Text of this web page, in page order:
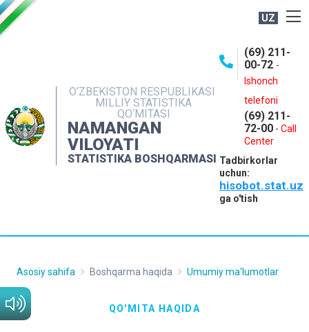
UZ
O‘ZBEKISTON RESPUBLIKASI
MILLIY STATISTIKA
QO‘MITASI
NAMANGAN
VILOYATI
STATISTIKA BOSHQARMASI
(69) 211-
00-72 -
Ishonch
telefoni
(69) 211-
72-00 - Call
Center
Tadbirkorlar
uchun:
hisobot.stat.uz
ga o'tish
NASHRLAR
INTERAKTIV XIZMATLAR
MATBUOT XIZMATI
MUROJAATLAR
Asosiy sahifa Boshqarma haqida Umumiy ma'lumotlar
QO'MITA HAQIDA